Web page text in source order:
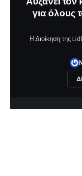
για όλους
Η Διοίκηση της